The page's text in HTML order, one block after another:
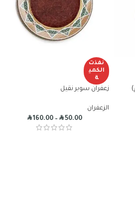
نفذت
الكمي
ة
زعفران سوبر نقيل
الزعفران
R50.00
–
R160.00